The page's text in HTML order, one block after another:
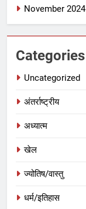
November 2024
Categories
Uncategorized
अंतर्राष्ट्रीय
अध्यात्म
खेल
ज्योतिष/वास्तु
धर्म/इतिहास